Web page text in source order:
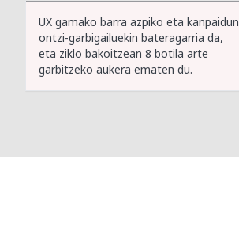
UX gamako barra azpiko eta kanpaidun
ontzi-garbigailuekin bateragarria da,
eta ziklo bakoitzean 8 botila arte
garbitzeko aukera ematen du.